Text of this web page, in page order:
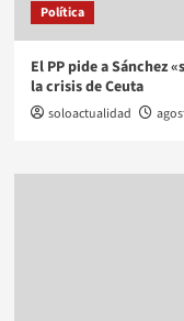
Política
El PP pide a Sánchez
la crisis de Ceuta
soloactualidad